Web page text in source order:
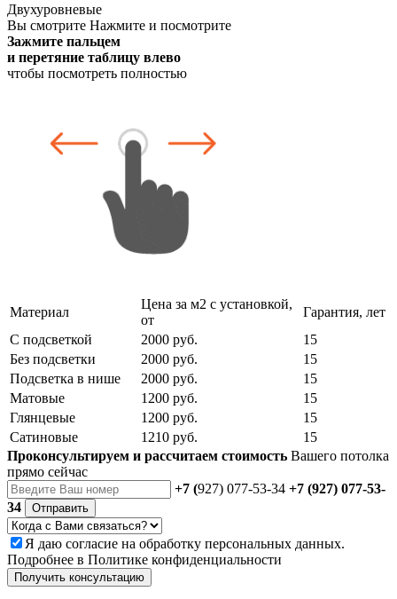
Двухуровневые
Вы смотрите Нажмите и посмотрите
Зажмите пальцем
и перетяние таблицу влево
чтобы посмотреть полностью
Материал
Цена за м2 с установкой,
от
Гарантия, лет
С подсветкой
2000 руб.
15
Без подсветки
2000 руб.
15
Подсветка в нише
2000 руб.
15
Матовые
1200 руб.
15
Глянцевые
1200 руб.
15
Сатиновые
1210 руб.
15
Проконсультируем и рассчитаем стоимость Вашего потолка
прямо сейчас
+7 (927) 077-53-34 +7 (927) 077-53-
34
Отправить
Я даю согласие на обработку персональных данных.
Подробнее в Политике конфиденциальности
Получить консультацию